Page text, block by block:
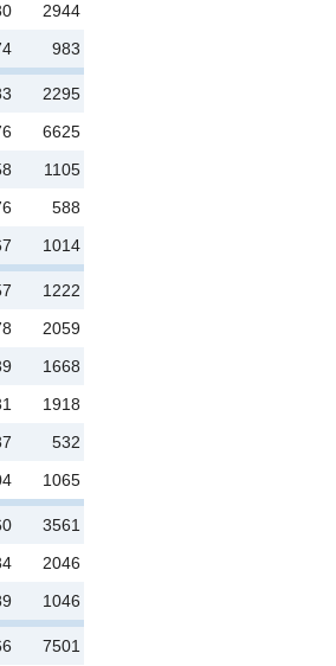
2944
983
2295
6625
1105
588
1014
1222
2059
1668
1918
532
1065
3561
2046
1046
7501